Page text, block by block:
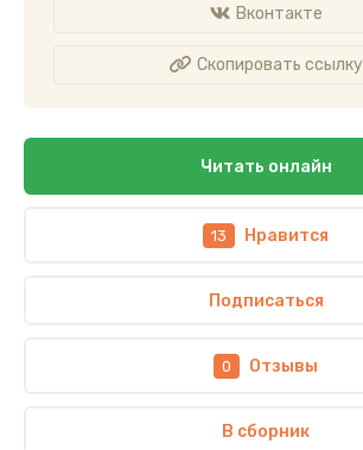
Вконтакте
Скопировать ссылку
Читать онлайн
13 Нравится
Подписаться
0 Отзывы
В сборник